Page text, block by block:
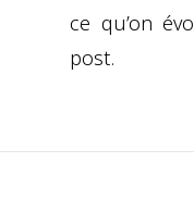
ce qu’on
post.